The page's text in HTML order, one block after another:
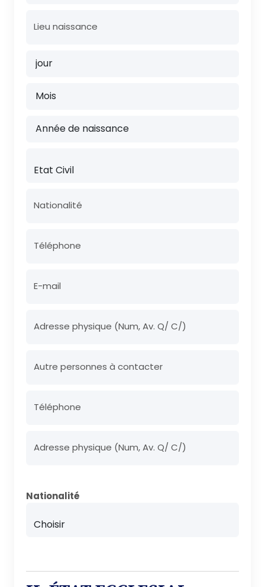
Lieu naissance
Nationalité
Téléphone
E-mail
Adresse physique (Num, Av. Q/ C/)
Autre personnes à contacter
Téléphone
Adresse physique (Num, Av. Q/ C/)
Nationalité